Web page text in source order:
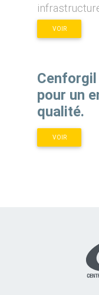
VOIR
pour un
qualité.
VOIR